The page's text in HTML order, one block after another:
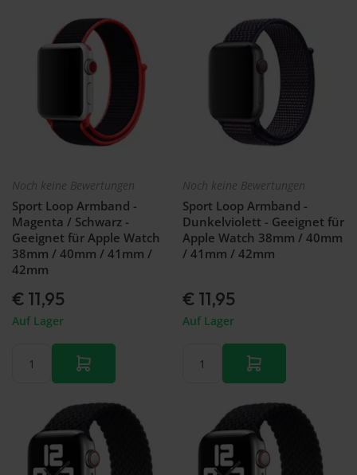
Noch keine Bewertungen
Sport Loop Armband -
Magenta / Schwarz -
Geeignet für Apple Watch
38mm / 40mm / 41mm /
42mm
€ 11,95
Auf Lager
Noch keine Bewertungen
Sport Loop Armband -
Dunkelviolett - Geeignet für
Apple Watch 38mm / 40mm
/ 41mm / 42mm
€ 11,95
Auf Lager